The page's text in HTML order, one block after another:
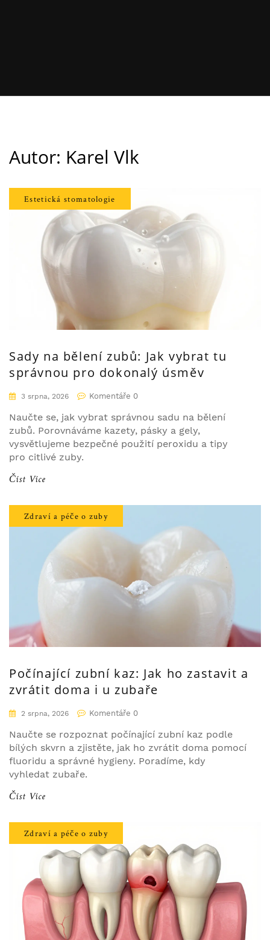
Autor: Karel Vlk
Estetická stomatologie
Sady na bělení zubů: Jak vybrat tu
správnou pro dokonalý úsměv
3 srpna, 2026 Komentáře 0
Naučte se, jak vybrat správnou sadu na bělení
zubů. Porovnáváme kazety, pásky a gely,
vysvětlujeme bezpečné použití peroxidu a tipy
pro citlivé zuby.
Číst Více
Zdraví a péče o zuby
Počínající zubní kaz: Jak ho zastavit a
zvrátit doma i u zubaře
2 srpna, 2026 Komentáře 0
Naučte se rozpoznat počínající zubní kaz podle
bílých skvrn a zjistěte, jak ho zvrátit doma pomocí
fluoridu a správné hygieny. Poradíme, kdy
vyhledat zubaře.
Číst Více
Zdraví a péče o zuby